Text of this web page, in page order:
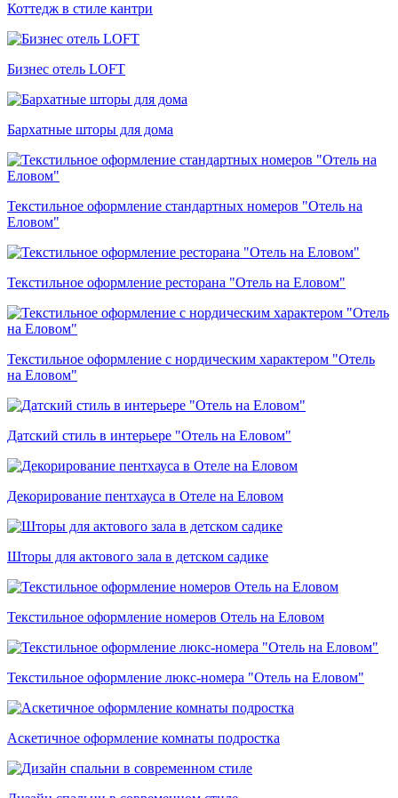
Коттедж в стиле кантри
Бизнес отель LOFT
Бархатные шторы для дома
Текстильное оформление стандартных номеров "Отель на
Еловом"
Текстильное оформление ресторана "Отель на Еловом"
Текстильное оформление с нордическим характером "Отель
на Еловом"
Датский стиль в интерьере "Отель на Еловом"
Декорирование пентхауса в Отеле на Еловом
Шторы для актового зала в детском садике
Текстильное оформление номеров Отель на Еловом
Текстильное оформление люкс-номера "Отель на Еловом"
Аскетичное оформление комнаты подростка